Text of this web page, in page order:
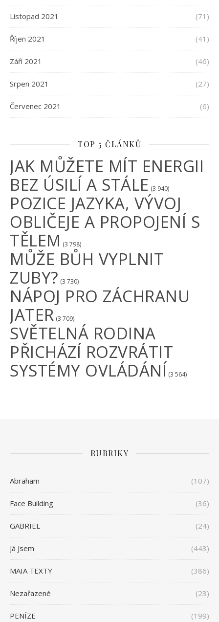
Listopad 2021 (71)
Říjen 2021 (41)
Září 2021 (46)
Srpen 2021 (27)
Červenec 2021 (6)
TOP 5 ČLÁNKŮ
JAK MŮŽETE MÍT ENERGII
BEZ ÚSILÍ A STÁLE (3 940)
POZICE JAZYKA, VÝVOJ
OBLIČEJE A PROPOJENÍ S
TĚLEM (3 798)
MŮŽE BŮH VYPLNIT
ZUBY? (3 730)
NÁPOJ PRO ZÁCHRANU
JATER (3 709)
SVĚTELNÁ RODINA
PŘICHÁZÍ ROZVRÁTIT
SYSTÉMY OVLÁDÁNÍ (3 564)
RUBRIKY
Abraham (107)
Face Building (36)
GABRIEL (24)
Já Jsem (443)
MAIA TEXTY (386)
Nezařazené (23)
PENÍZE (199)